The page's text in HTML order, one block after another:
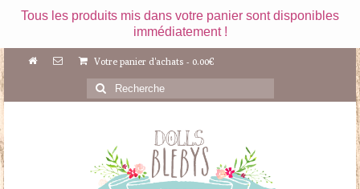
Tous les produits mis dans votre panier sont disponibles
immédiatement !
Votre panier d'achats - 0.00€
Rechercher
: